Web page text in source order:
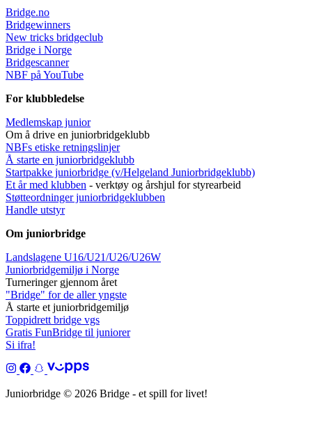
Bridge.no
Bridgewinners
New tricks bridgeclub
Bridge i Norge
Bridgescanner
NBF på YouTube
For klubbledelse
Medlemskap junior
Om å drive en juniorbridgeklubb
NBFs etiske retningslinjer
Å starte en juniorbridgeklubb
Startpakke juniorbridge (v/Helgeland Juniorbridgeklubb)
Et år med klubben - verktøy og årshjul for styrearbeid
Støtteordninger juniorbridgeklubben
Handle utstyr
Om juniorbridge
Landslagene U16/U21/U26/U26W
Juniorbridgemiljø i Norge
Turneringer gjennom året
"Bridge" for de aller yngste
Å starte et juniorbridgemiljø
Toppidrett bridge vgs
Gratis FunBridge til juniorer
Si ifra!
Juniorbridge © 2026 Bridge - et spill for livet!